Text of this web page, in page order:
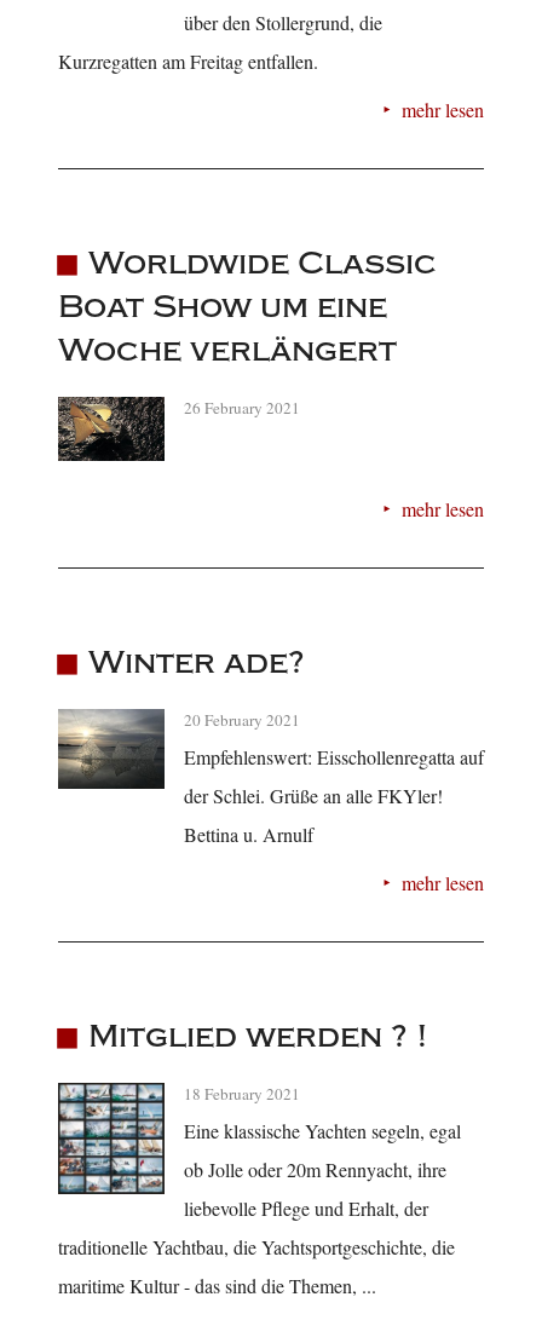
über den Stollergrund, die
Kurzregatten am Freitag entfallen.
mehr lesen
Worldwide Classic
Boat Show um eine
Woche verlängert
26 February 2021
mehr lesen
Winter ade?
20 February 2021
Empfehlenswert: Eisschollenregatta auf
der Schlei. Grüße an alle FKYler!
Bettina u. Arnulf
mehr lesen
Mitglied werden ? !
18 February 2021
Eine klassische Yachten segeln, egal
ob Jolle oder 20m Rennyacht, ihre
liebevolle Pflege und Erhalt, der
traditionelle Yachtbau, die Yachtsportgeschichte, die
maritime Kultur - das sind die Themen, ...